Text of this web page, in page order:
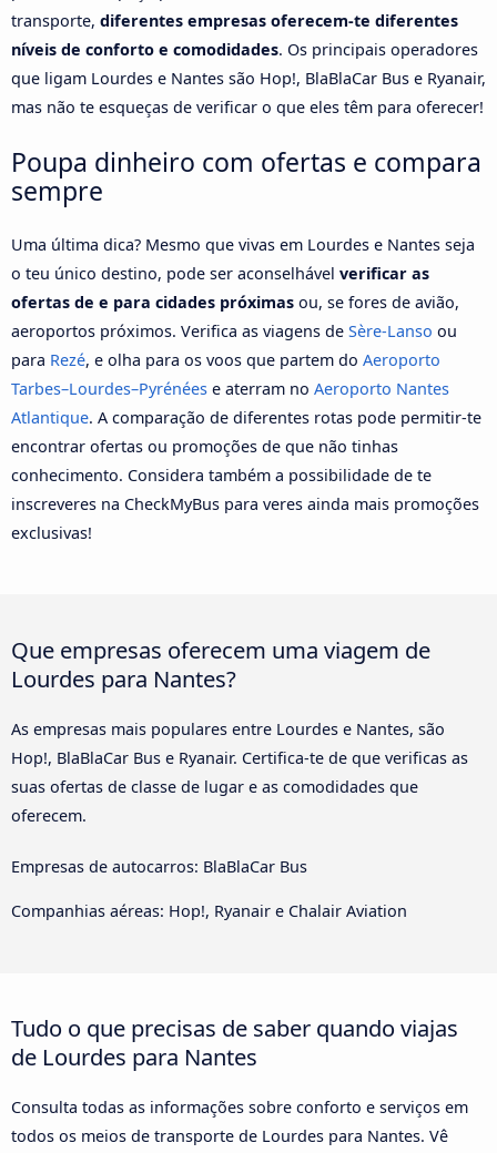
transporte, diferentes empresas oferecem-te diferentes
níveis de conforto e comodidades. Os principais operadores
que ligam Lourdes e Nantes são Hop!, BlaBlaCar Bus e Ryanair,
mas não te esqueças de verificar o que eles têm para oferecer!
Poupa dinheiro com ofertas e compara
sempre
Uma última dica? Mesmo que vivas em Lourdes e Nantes seja
o teu único destino, pode ser aconselhável verificar as
ofertas de e para cidades próximas ou, se fores de avião,
aeroportos próximos. Verifica as viagens de Sère-Lanso ou
para Rezé, e olha para os voos que partem do Aeroporto
Tarbes–Lourdes–Pyrénées e aterram no Aeroporto Nantes
Atlantique. A comparação de diferentes rotas pode permitir-te
encontrar ofertas ou promoções de que não tinhas
conhecimento. Considera também a possibilidade de te
inscreveres na CheckMyBus para veres ainda mais promoções
exclusivas!
Que empresas oferecem uma viagem de
Lourdes para Nantes?
As empresas mais populares entre Lourdes e Nantes, são
Hop!, BlaBlaCar Bus e Ryanair. Certifica-te de que verificas as
suas ofertas de classe de lugar e as comodidades que
oferecem.
Empresas de autocarros: BlaBlaCar Bus
Companhias aéreas: Hop!, Ryanair e Chalair Aviation
Tudo o que precisas de saber quando viajas
de Lourdes para Nantes
Consulta todas as informações sobre conforto e serviços em
todos os meios de transporte de Lourdes para Nantes. Vê